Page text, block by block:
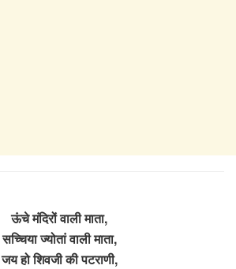
ऊंचे मंदिरों वाली माता,
सच्चिया ज्योतां वाली माता,
जय हो शिवजी की पटराणी,